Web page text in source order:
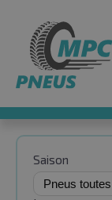
Saison